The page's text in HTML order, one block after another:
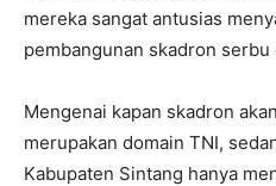
mereka sangat antusias
pembangunan skadron serbu
Mengenai kapan skadron
merupakan domain TNI,
Kabupaten Sintang hanya